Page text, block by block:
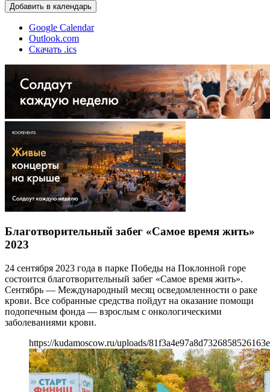
Добавить в календарь
Google Calendar
Outlook.com
Скачать .ics
Благотворительный забег «Самое время жить»
2023
24 сентября 2023 года в парке Победы на Поклонной горе
состоится благотворительный забег «Самое время жить».
Сентябрь — Международный месяц осведомленности о раке
крови. Все собранные средства пойдут на оказание помощи
подопечным фонда — взрослым с онкологическими
заболеваниями крови.
https://kudamoscow.ru/uploads/